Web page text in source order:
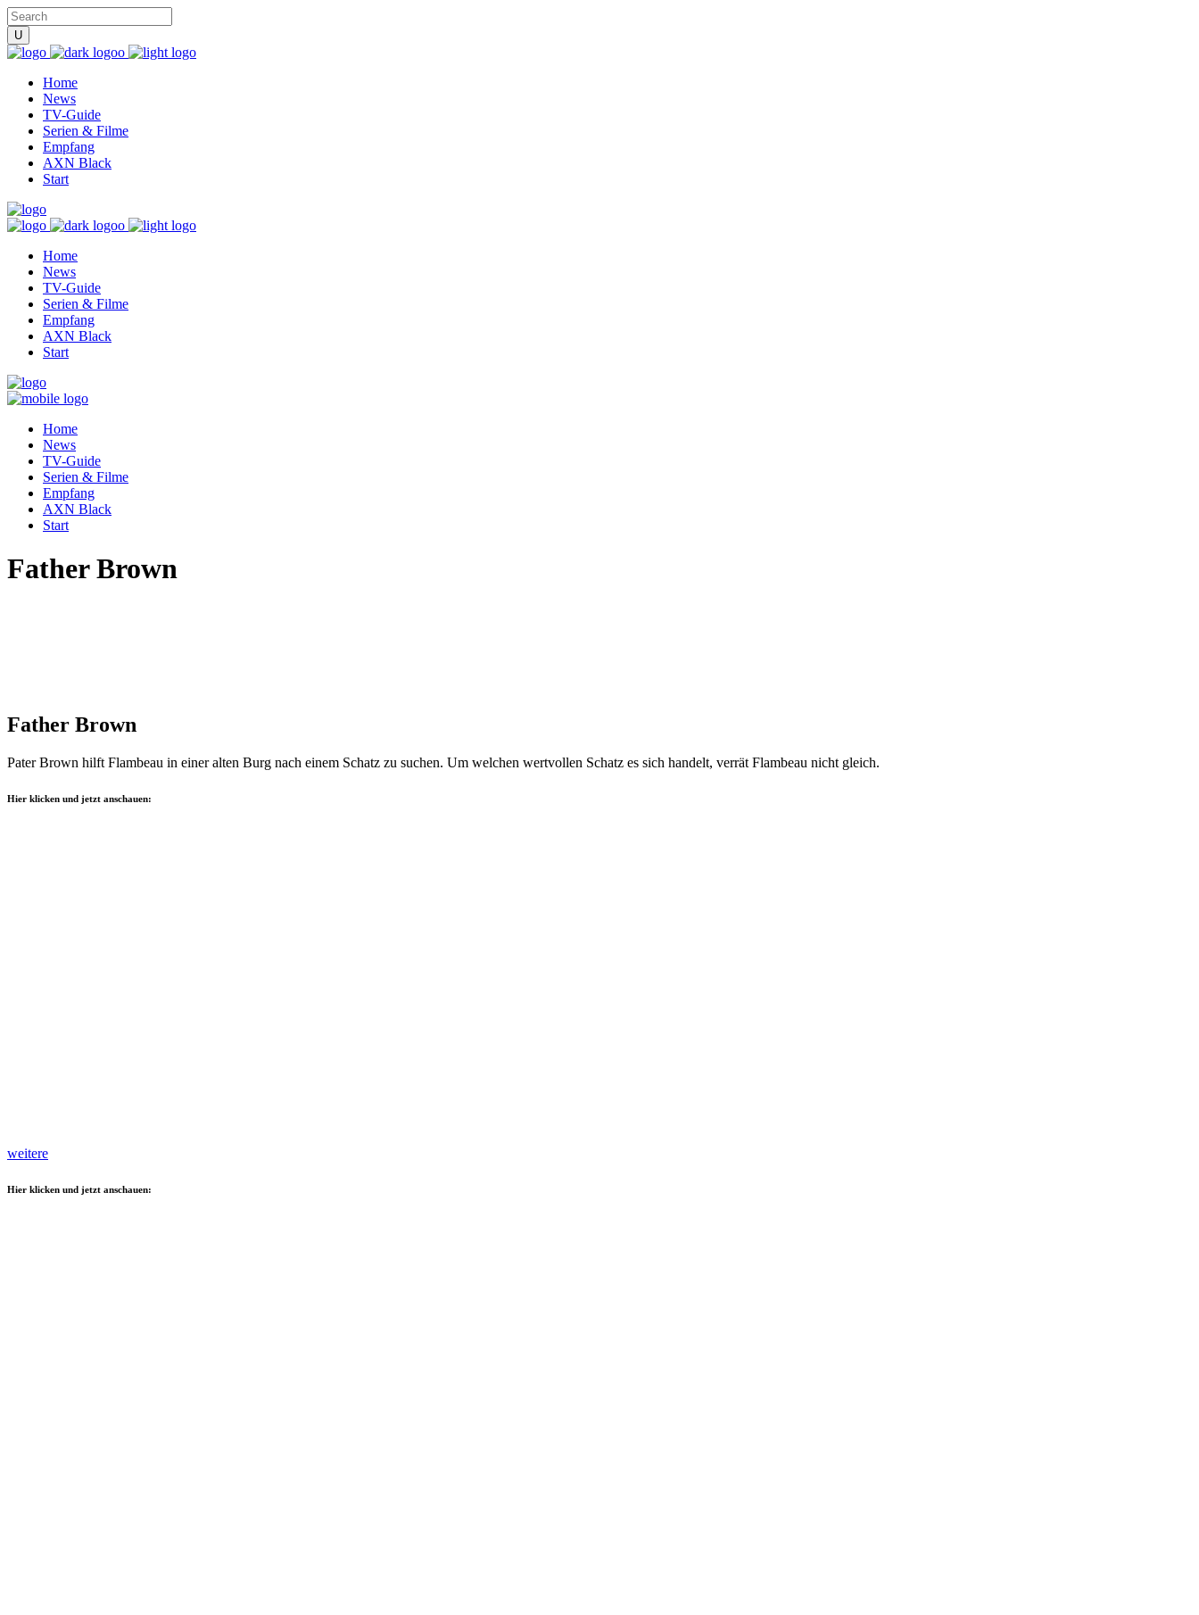
Home
News
TV-Guide
Serien & Filme
Empfang
AXN Black
Start
Home
News
TV-Guide
Serien & Filme
Empfang
AXN Black
Start
Home
News
TV-Guide
Serien & Filme
Empfang
AXN Black
Start
Father Brown
Father Brown
Pater Brown hilft Flambeau in einer alten Burg nach einem Schatz zu suchen. Um welchen wertvollen Schatz es sich handelt, verrät Flambeau nicht gleich.
Hier klicken und jetzt anschauen:
weitere
Hier klicken und jetzt anschauen: